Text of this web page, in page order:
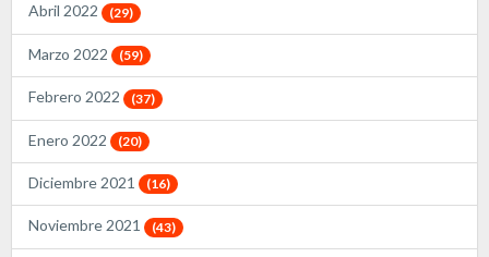
Abril 2022 (29)
Marzo 2022 (59)
Febrero 2022 (37)
Enero 2022 (20)
Diciembre 2021 (16)
Noviembre 2021 (43)